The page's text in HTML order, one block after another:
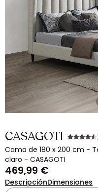
CASAGOTI
Cama de 180 x 200 cm -
claro - CASAGOTI
469,99 €
DescripciónDimensiones